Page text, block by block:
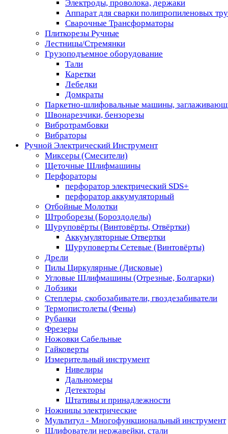
Электроды, проволока, держаки
Аппарат для сварки полипропиленовых
Сварочные Трансформаторы
Плиткорезы Ручные
Лестницы/Стремянки
Грузоподъемное оборудование
Тали
Каретки
Лебедки
Домкраты
Паркетно-шлифовальные машины,
Швонарезчики, бензорезы
Вибротрамбовки
Вибраторы
Ручной Электрический Инструмент
Миксеры (Смесители)
Щеточные Шлифмашины
Перфораторы
перфоратор электрический SDS+
перфоратор аккумуляторный
Отбойные Молотки
Штроборезы (Бороздоделы)
Шуруповёрты (Винтовёрты, Отвёртки)
Аккумуляторные Отвертки
Шуруповерты Сетевые (Винтовёрты)
Дрели
Пилы Циркулярные (Дисковые)
Угловые Шлифмашины (Отрезные, Болгарки)
Лобзики
Степлеры, скобозабиватели, гвоздезабиватели
Термопистолеты (Фены)
Рубанки
Фрезеры
Ножовки Сабельные
Гайковерты
Измерительный инструмент
Нивелиры
Дальномеры
Детекторы
Штативы и принадлежности
Ножницы электрические
Мультитул - Многофункциональный инструмент
Шлифователи нержавейки, стали